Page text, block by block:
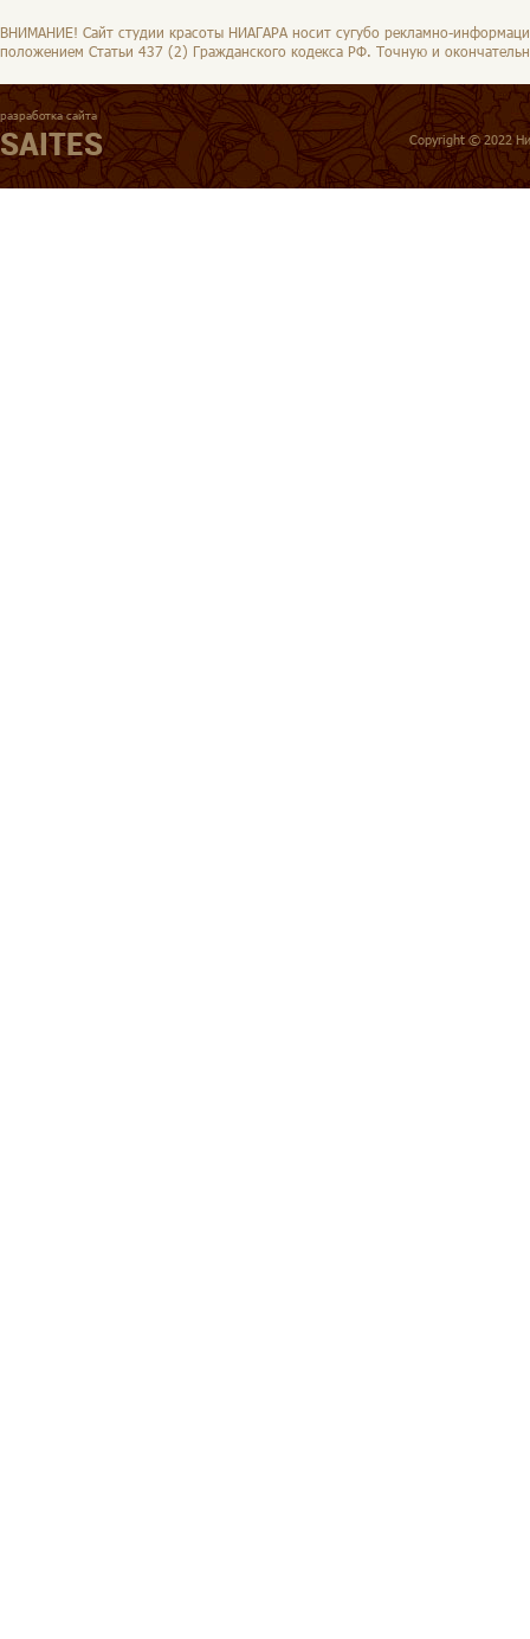
ВНИМАНИЕ! Сайт студии красоты НИАГАРА носит сугубо рекламно-
положением Статьи 437 (2) Гражданского кодекса РФ. Точную и
разработка сайта
SAITES Copyright © 2022